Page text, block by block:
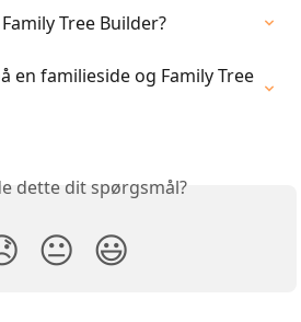
Tree Builder?
en familieside og Family Tree
dette dit spørgsmål?
😐 😃